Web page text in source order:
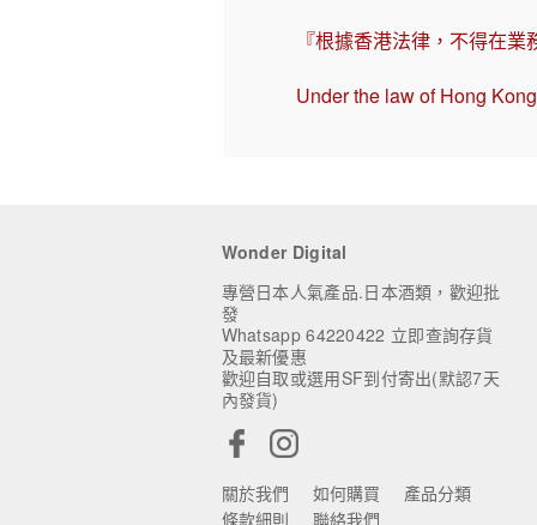
『根據香港法律，不得在
Under the law of Hong
Wonder Digital
專營日本人氣產品.日本酒類，歡迎批
發
Whatsapp 64220422 立即查詢存貨
及最新優惠
歡迎自取或選用SF到付寄出(默認7天
內發貨)
關於我們 如何購買
產品分類
條款細則
聯絡我們